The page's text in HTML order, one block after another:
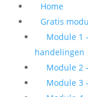
Home
Gratis
Module 1
handelingen
Module 2
Module 3